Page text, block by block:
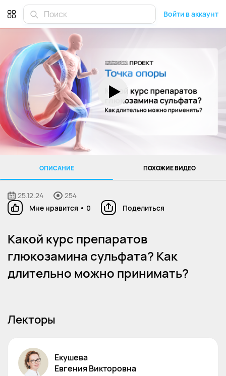
Войти в аккаунт
ОПИСАНИЕ ПОХОЖИЕ ВИДЕО
25.12.24
254
Мне нравится • 0 Поделиться
Какой курс препаратов
глюкозамина сульфата? Как
длительно можно принимать?
Лекторы
Екушева
Евгения Викторовна